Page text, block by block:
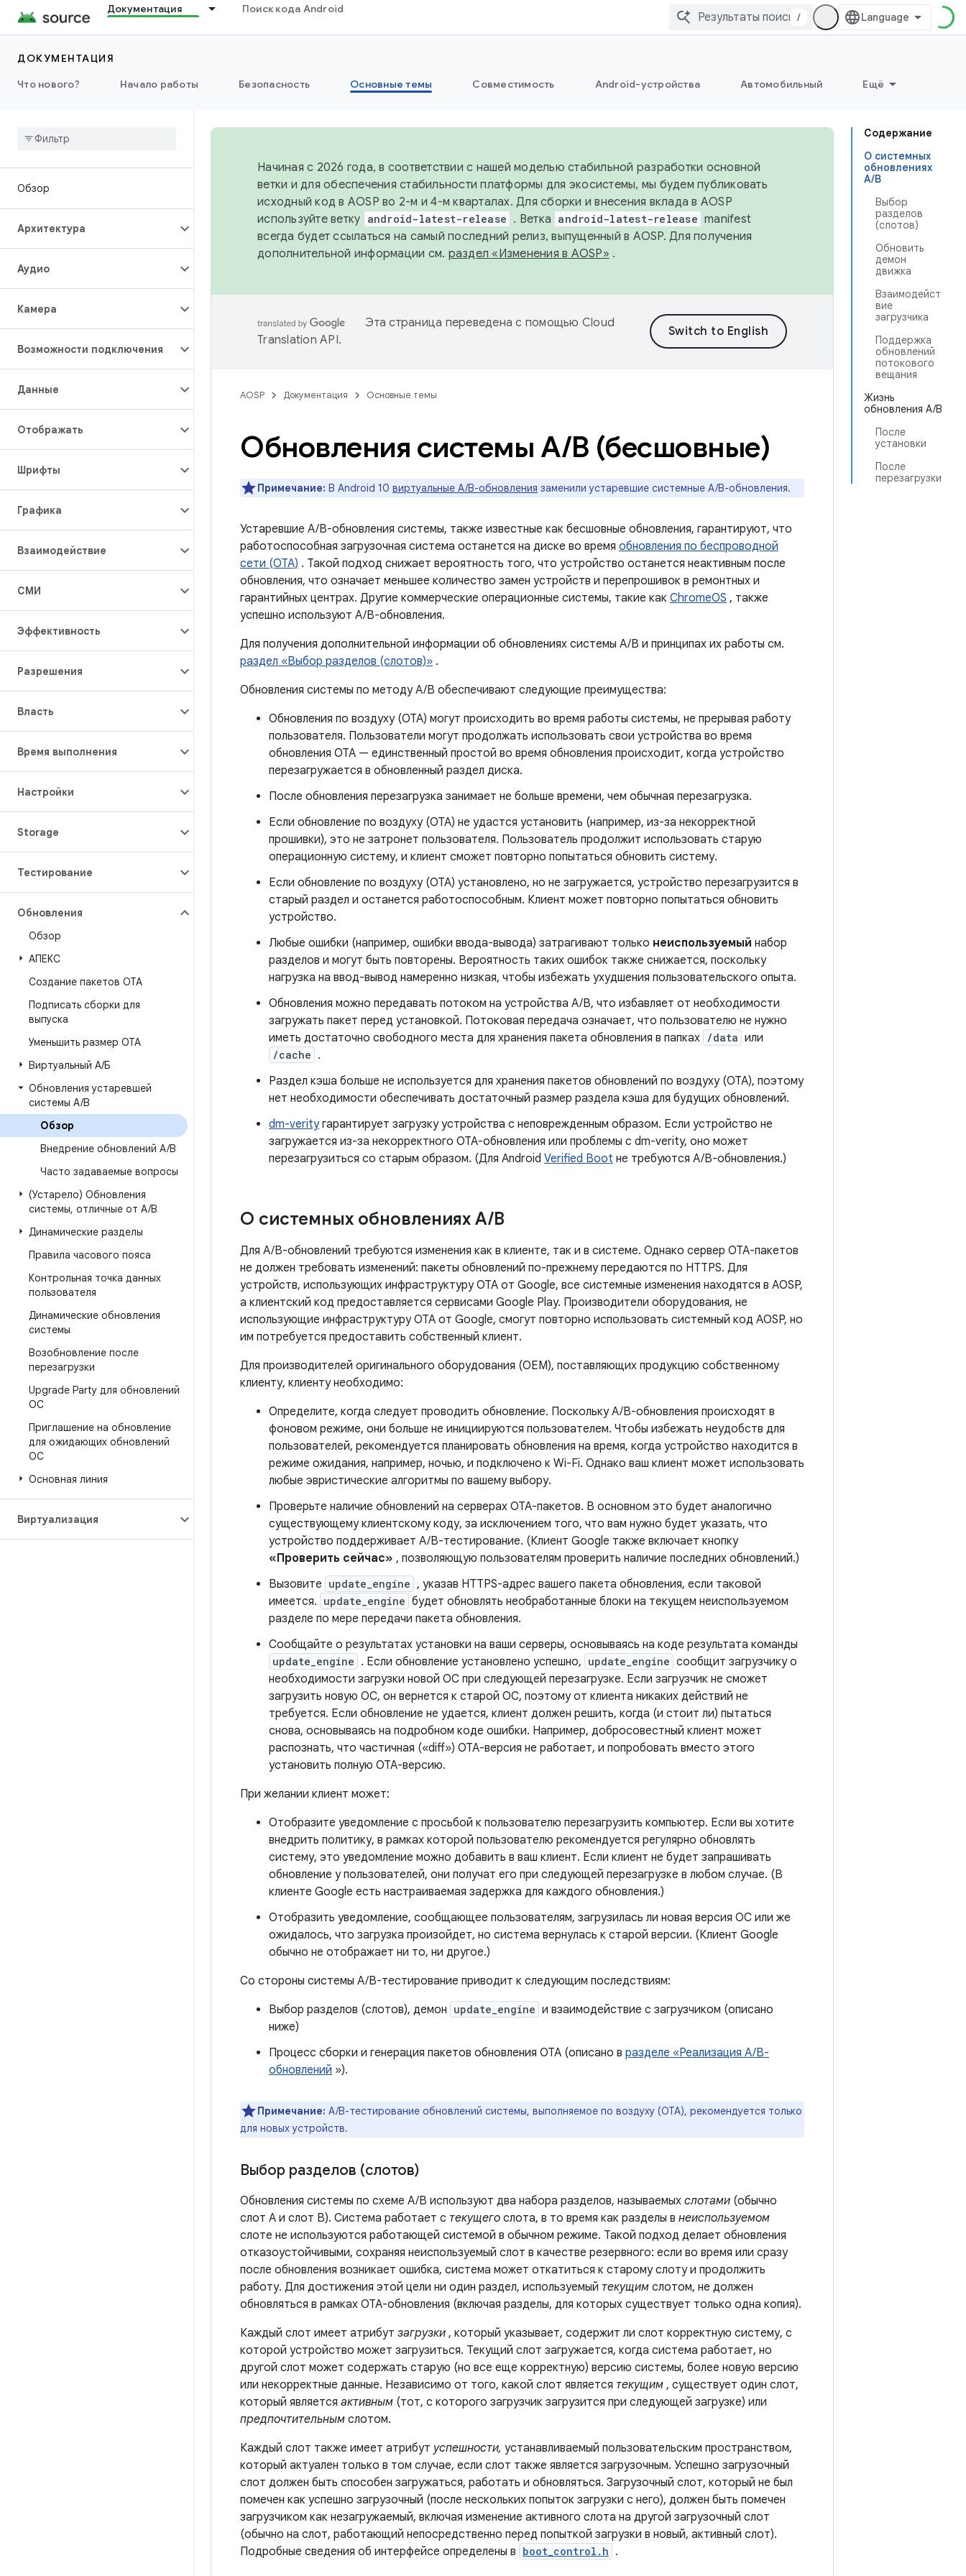
Документация Поиск кода Android
/
ДОКУМЕНТАЦИЯ
Что нового?
Начало работы Безопасность Основные темы Совместимость Android-устройства Автомобильный Ещё
Обзор
Архитектура
Аудио
Камера
Возможности подключения
Данные
Отображать
Шрифты
Графика
Взаимодействие
СМИ
Эффективность
Разрешения
Власть
Время выполнения
Настройки
Storage
Тестирование
Обновления
Обзор
АПЕКС
Создание пакетов OTA
Подписать сборки для
выпуска
Уменьшить размер OTA
Виртуальный А/Б
Обновления устаревшей
системы A/B
Обзор
Внедрение обновлений A/B
Часто задаваемые вопросы
(Устарело) Обновления
системы, отличные от A/B
Динамические разделы
Правила часового пояса
Контрольная точка данных
пользователя
Динамические обновления
системы
Возобновление после
перезагрузки
Upgrade Party для обновлений
ОС
Приглашение на обновление
для ожидающих обновлений
ОС
Основная линия
Виртуализация
Содержание
О системных
обновлениях
A/B
Выбор
разделов
(слотов)
Обновить
демон
движка
Взаимодейст
вие
загрузчика
Поддержка
обновлений
потокового
вещания
Жизнь
обновления A/B
После
установки
После
перезагрузки
Начиная с 2026 года, в соответствии с нашей моделью стабильной разработки основной
ветки и для обеспечения стабильности платформы для экосистемы, мы будем публиковать
исходный код в AOSP во 2-м и 4-м кварталах. Для сборки и внесения вклада в AOSP
используйте ветку android-latest-release . Ветка android-latest-release manifest
всегда будет ссылаться на самый последний релиз, выпущенный в AOSP. Для получения
дополнительной информации см. раздел «Изменения в AOSP» .
Эта страница переведена с помощью Cloud
Translation API.
AOSP Документация Основные темы
Обновления системы A/B (бесшовные)
Примечание: В Android 10 виртуальные A/B-обновления заменили устаревшие системные A/B-обновления.
Устаревшие A/B-обновления системы, также известные как бесшовные обновления, гарантируют, что
работоспособная загрузочная система останется на диске во время обновления по беспроводной
сети (OTA) . Такой подход снижает вероятность того, что устройство останется неактивным после
обновления, что означает меньшее количество замен устройств и перепрошивок в ремонтных и
гарантийных центрах. Другие коммерческие операционные системы, такие как ChromeOS , также
успешно используют A/B-обновления.
Для получения дополнительной информации об обновлениях системы A/B и принципах их работы см.
раздел «Выбор разделов (слотов)» .
Обновления системы по методу A/B обеспечивают следующие преимущества:
Обновления по воздуху (OTA) могут происходить во время работы системы, не прерывая работу
пользователя. Пользователи могут продолжать использовать свои устройства во время
обновления OTA — единственный простой во время обновления происходит, когда устройство
перезагружается в обновленный раздел диска.
После обновления перезагрузка занимает не больше времени, чем обычная перезагрузка.
Если обновление по воздуху (OTA) не удастся установить (например, из-за некорректной
прошивки), это не затронет пользователя. Пользователь продолжит использовать старую
операционную систему, и клиент сможет повторно попытаться обновить систему.
Если обновление по воздуху (OTA) установлено, но не загружается, устройство перезагрузится в
старый раздел и останется работоспособным. Клиент может повторно попытаться обновить
устройство.
Любые ошибки (например, ошибки ввода-вывода) затрагивают только неиспользуемый набор
разделов и могут быть повторены. Вероятность таких ошибок также снижается, поскольку
нагрузка на ввод-вывод намеренно низкая, чтобы избежать ухудшения пользовательского опыта.
Обновления можно передавать потоком на устройства A/B, что избавляет от необходимости
загружать пакет перед установкой. Потоковая передача означает, что пользователю не нужно
иметь достаточно свободного места для хранения пакета обновления в папках /data или
/cache .
Раздел кэша больше не используется для хранения пакетов обновлений по воздуху (OTA), поэтому
нет необходимости обеспечивать достаточный размер раздела кэша для будущих обновлений.
dm-verityгарантирует загрузку устройства с неповрежденным образом. Если устройство не
загружается из-за некорректного OTA-обновления или проблемы с dm-verity, оно может
перезагрузиться со старым образом. (Для Android Verified Boot не требуются A/B-обновления.)
О системных обновлениях A/B
Для A/B-обновлений требуются изменения как в клиенте, так и в системе. Однако сервер OTA-пакетов
не должен требовать изменений: пакеты обновлений по-прежнему передаются по HTTPS. Для
устройств, использующих инфраструктуру OTA от Google, все системные изменения находятся в AOSP,
а клиентский код предоставляется сервисами Google Play. Производители оборудования, не
использующие инфраструктуру OTA от Google, смогут повторно использовать системный код AOSP, но
им потребуется предоставить собственный клиент.
Для производителей оригинального оборудования (OEM), поставляющих продукцию собственному
клиенту, клиенту необходимо:
Определите, когда следует проводить обновление. Поскольку A/B-обновления происходят в
фоновом режиме, они больше не инициируются пользователем. Чтобы избежать неудобств для
пользователей, рекомендуется планировать обновления на время, когда устройство находится в
режиме ожидания, например, ночью, и подключено к Wi-Fi. Однако ваш клиент может использовать
любые эвристические алгоритмы по вашему выбору.
Проверьте наличие обновлений на серверах OTA-пакетов. В основном это будет аналогично
существующему клиентскому коду, за исключением того, что вам нужно будет указать, что
устройство поддерживает A/B-тестирование. (Клиент Google также включает кнопку
«Проверить сейчас» , позволяющую пользователям проверить наличие последних обновлений.)
Вызовите update_engine , указав HTTPS-адрес вашего пакета обновления, если таковой
имеется. update_engine будет обновлять необработанные блоки на текущем неиспользуемом
разделе по мере передачи пакета обновления.
Сообщайте о результатах установки на ваши серверы, основываясь на коде результата команды
update_engine . Если обновление установлено успешно, update_engine сообщит загрузчику о
необходимости загрузки новой ОС при следующей перезагрузке. Если загрузчик не сможет
загрузить новую ОС, он вернется к старой ОС, поэтому от клиента никаких действий не
требуется. Если обновление не удается, клиент должен решить, когда (и стоит ли) пытаться
снова, основываясь на подробном коде ошибки. Например, добросовестный клиент может
распознать, что частичная («diff») OTA-версия не работает, и попробовать вместо этого
установить полную OTA-версию.
При желании клиент может:
Отобразите уведомление с просьбой к пользователю перезагрузить компьютер. Если вы хотите
внедрить политику, в рамках которой пользователю рекомендуется регулярно обновлять
систему, это уведомление можно добавить в ваш клиент. Если клиент не будет запрашивать
обновление у пользователей, они получат его при следующей перезагрузке в любом случае. (В
клиенте Google есть настраиваемая задержка для каждого обновления.)
Отобразить уведомление, сообщающее пользователям, загрузилась ли новая версия ОС или же
ожидалось, что загрузка произойдет, но система вернулась к старой версии. (Клиент Google
обычно не отображает ни то, ни другое.)
Со стороны системы A/B-тестирование приводит к следующим последствиям:
Выбор разделов (слотов), демон update_engine и взаимодействие с загрузчиком (описано
ниже)
Процесс сборки и генерация пакетов обновления OTA (описано в разделе «Реализация A/B-
обновлений »).
Примечание: A/B-тестирование обновлений системы, выполняемое по воздуху (OTA), рекомендуется только
для новых устройств.
Выбор разделов (слотов)
Обновления системы по схеме A/B используют два набора разделов, называемых слотами (обычно
слот A и слот B). Система работает с текущего слота, в то время как разделы в неиспользуемом
слоте не используются работающей системой в обычном режиме. Такой подход делает обновления
отказоустойчивыми, сохраняя неиспользуемый слот в качестве резервного: если во время или сразу
после обновления возникает ошибка, система может откатиться к старому слоту и продолжить
работу. Для достижения этой цели ни один раздел, используемый текущим слотом, не должен
обновляться в рамках OTA-обновления (включая разделы, для которых существует только одна копия).
Каждый слот имеет атрибут загрузки , который указывает, содержит ли слот корректную систему, с
которой устройство может загрузиться. Текущий слот загружается, когда система работает, но
другой слот может содержать старую (но все еще корректную) версию системы, более новую версию
или некорректные данные. Независимо от того, какой слот является текущим , существует один слот,
который является активным (тот, с которого загрузчик загрузится при следующей загрузке) или
предпочтительным слотом.
Каждый слот также имеет атрибут успешности, устанавливаемый пользовательским пространством,
который актуален только в том случае, если слот также является загрузочным. Успешно загрузочный
слот должен быть способен загружаться, работать и обновляться. Загрузочный слот, который не был
помечен как успешно загрузочный (после нескольких попыток загрузки с него), должен быть помечен
загрузчиком как незагружаемый, включая изменение активного слота на другой загрузочный слот
(обычно на слот, работающий непосредственно перед попыткой загрузки в новый, активный слот).
Подробные сведения об интерфейсе определены в boot_control.h .